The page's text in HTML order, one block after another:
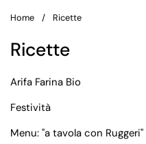
Home / Ricette
Ricette
Arifa Farina Bio
Festività
Menu: "a tavola con Ruggeri"